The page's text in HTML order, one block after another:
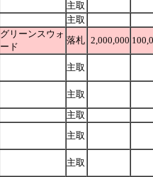
主取
主取
グリーンスウォ
ード
落札 2,000,000
主取
主取
主取
主取
主取